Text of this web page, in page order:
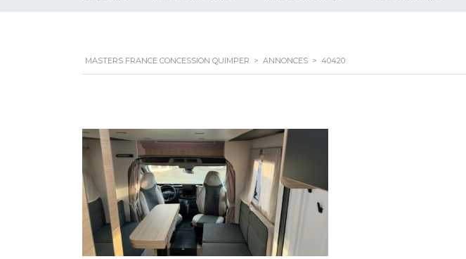
MASTERS FRANCE CONCESSION QUIMPER > ANNONCES > 40420